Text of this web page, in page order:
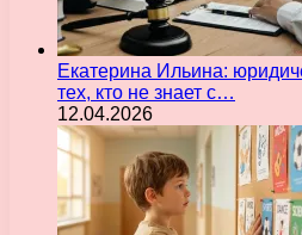
Екатерина Ильина:
тех, кто не знает с…
12.04.2026